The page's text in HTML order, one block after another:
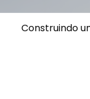
Construindo